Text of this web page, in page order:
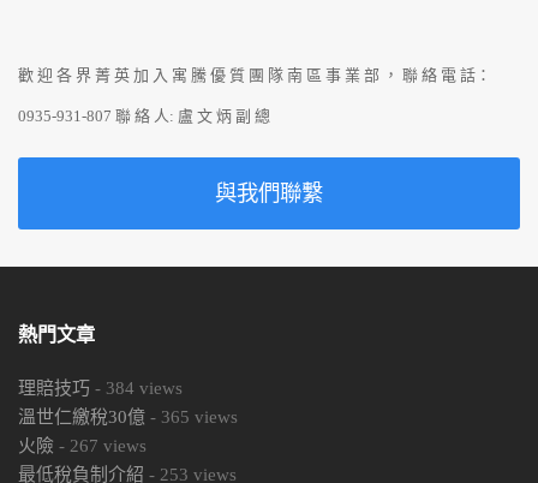
歡 迎 各 界 菁 英 加 入 寓 騰 優 質 團 隊 南 區 事 業 部 ， 聯 絡 電 話：
0935-931-807 聯 絡 人: 盧 文 炳 副 總
與我們聯繫
熱門文章
理賠技巧 - 384 views
溫世仁繳稅30億 - 365 views
火險 - 267 views
最低稅負制介紹 - 253 views